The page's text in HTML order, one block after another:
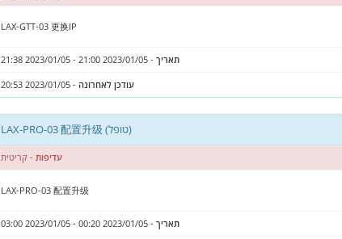
LAX-GTT-03 更换IP
תאריך - 2023/01/05 21:00 - 2023/01/05 21:38
עודכן לאחרונה - 2023/01/05 20:53
LAX-PRO-03 配置升级 (טופל)
עדיפות - קריטית
LAX-PRO-03 配置升级
תאריך - 2023/01/05 00:20 - 2023/01/05 03:00